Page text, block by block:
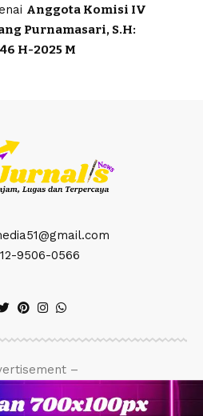
Anggota Komisi IV
Purnamasari, S.H:
H-2025 M
9506-0566
–